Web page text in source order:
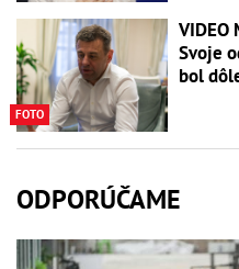
FOTO
VIDEO
Svoje
bol
ODPORÚČAME